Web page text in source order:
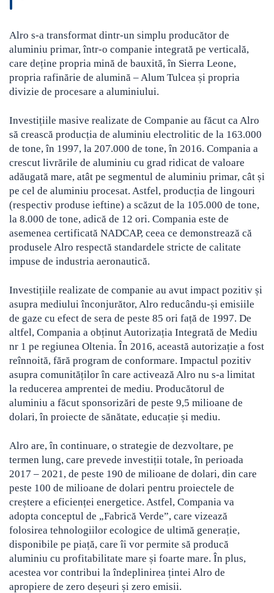
Alro s-a transformat dintr-un simplu producător de
aluminiu primar, într-o companie integrată pe verticală,
care deține propria mină de bauxită, în Sierra Leone,
propria rafinărie de alumină – Alum Tulcea și propria
divizie de procesare a aluminiului.
Investițiile masive realizate de Companie au făcut ca Alro
să crească producția de aluminiu electrolitic de la 163.000
de tone, în 1997, la 207.000 de tone, în 2016. Compania a
crescut livrările de aluminiu cu grad ridicat de valoare
adăugată mare, atât pe segmentul de aluminiu primar, cât și
pe cel de aluminiu procesat. Astfel, producția de lingouri
(respectiv produse ieftine) a scăzut de la 105.000 de tone,
la 8.000 de tone, adică de 12 ori. Compania este de
asemenea certificată NADCAP, ceea ce demonstrează că
produsele Alro respectă standardele stricte de calitate
impuse de industria aeronautică.
Investițiile realizate de companie au avut impact pozitiv și
asupra mediului înconjurător, Alro reducându-și emisiile
de gaze cu efect de sera de peste 85 ori față de 1997. De
altfel, Compania a obținut Autorizația Integrată de Mediu
nr 1 pe regiunea Oltenia. În 2016, această autorizație a fost
reînnoită, fără program de conformare. Impactul pozitiv
asupra comunităților în care activează Alro nu s-a limitat
la reducerea amprentei de mediu. Producătorul de
aluminiu a făcut sponsorizări de peste 9,5 milioane de
dolari, în proiecte de sănătate, educație și mediu.
Alro are, în continuare, o strategie de dezvoltare, pe
termen lung, care prevede investiții totale, în perioada
2017 – 2021, de peste 190 de milioane de dolari, din care
peste 100 de milioane de dolari pentru proiectele de
creștere a eficienței energetice. Astfel, Compania va
adopta conceptul de „Fabrică Verde”, care vizează
folosirea tehnologiilor ecologice de ultimă generație,
disponibile pe piață, care îi vor permite să producă
aluminiu cu profitabilitate mare și foarte mare. În plus,
acestea vor contribui la îndeplinirea țintei Alro de
apropiere de zero deșeuri și zero emisii.